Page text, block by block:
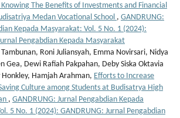
The Benefits of Investments and Financial
Medan Vocational School , GANDRUNG:
Kepada Masyarakat: Vol. 5 No. 1 (2024):
Pengabdian Kepada Masyarakat
Roni Juliansyah, Emma Novirsari, Nidya
Gea, Dewi Rafiah Pakpahan, Deby Siska Oktavia
Honkley, Hamjah Arahman, Efforts to Increase
Culture among Students at Budisatrya High
, GANDRUNG: Jurnal Pengabdian Kepada
5 No. 1 (2024): GANDRUNG: Jurnal Pengabdian